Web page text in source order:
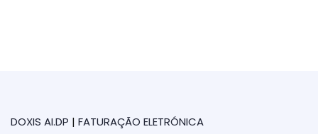
DOXIS AI.DP | FATURAÇÃO ELETRÓNICA